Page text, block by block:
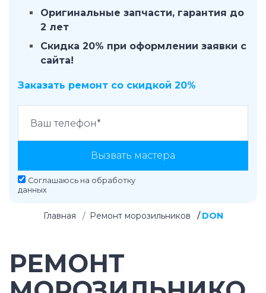
Оригинальные запчасти, гарантия до
2 лет
Скидка 20% при оформлении заявки с
сайта!
Заказать ремонт со скидкой 20%
Вызвать мастера
Соглашаюсь на обработку
данных
Главная Ремонт морозильников DON
РЕМОНТ